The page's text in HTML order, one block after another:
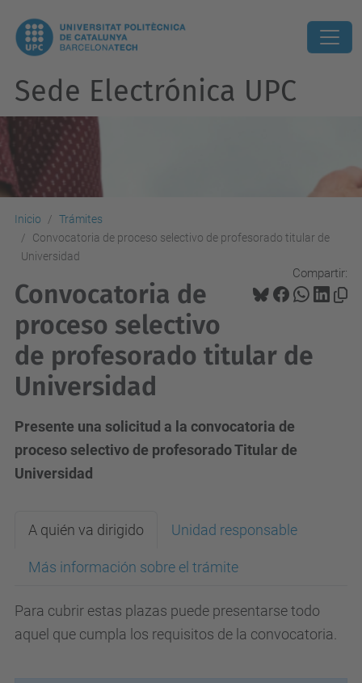
Sede Electrónica UPC
Inicio
Trámites
Convocatoria de proceso selectivo de profesorado titular de
Universidad
Compartir:
Convocatoria de
proceso selectivo
de profesorado titular de
Universidad
Presente una solicitud a la convocatoria de
proceso selectivo de profesorado Titular de
Universidad
A quién va dirigido Unidad responsable
Más información sobre el trámite
Para cubrir estas plazas puede presentarse todo
aquel que cumpla los requisitos de la convocatoria.